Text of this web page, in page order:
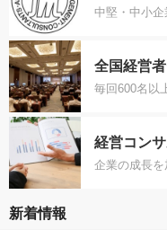
中堅・中小企
全国経営
毎回600名以
経営コン
企業の成長
新着情報